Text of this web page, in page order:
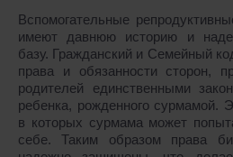
Вспомогательные
имеют давнюю историю и
базу. Гражданский и Семейный
права и обязанности сторон,
родителей единственными
ребенка, рожденного сурмамой.
в которых сурмама может
себе. Таким образом права